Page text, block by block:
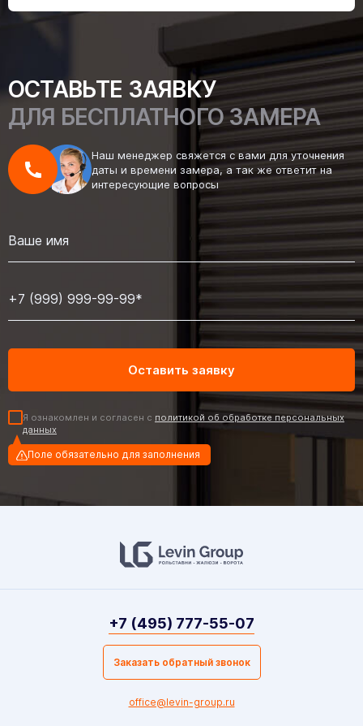
ОСТАВЬТЕ ЗАЯВКУ
ДЛЯ БЕСПЛАТНОГО ЗАМЕРА
Наш менеджер свяжется с вами для уточнения
даты и времени замера, а так же ответит на
интересующие вопросы
Я ознакомлен и согласен с политикой об обработке персональных
данных
Поле обязательно для заполнения
+7 (495) 777-55-07
Заказать обратный звонок
office@levin-group.ru